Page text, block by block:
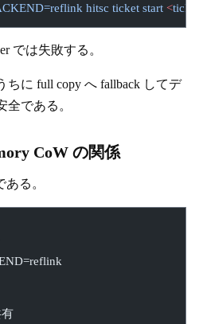
hitsc ticket start <
では失敗する。
に full copy へ fallback してデ
全である。
CoW の関係
る。
有